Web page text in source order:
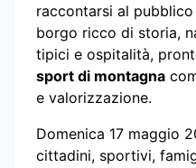
raccontarsi al
borgo ricco di storia,
tipici e ospitalità,
sport di montagna
e valorizzazione.
Domenica 17 maggio
cittadini, sportivi,